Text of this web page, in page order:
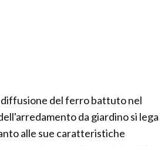
diffusione del ferro battuto nel
da giardino si lega
alle sue caratteristiche